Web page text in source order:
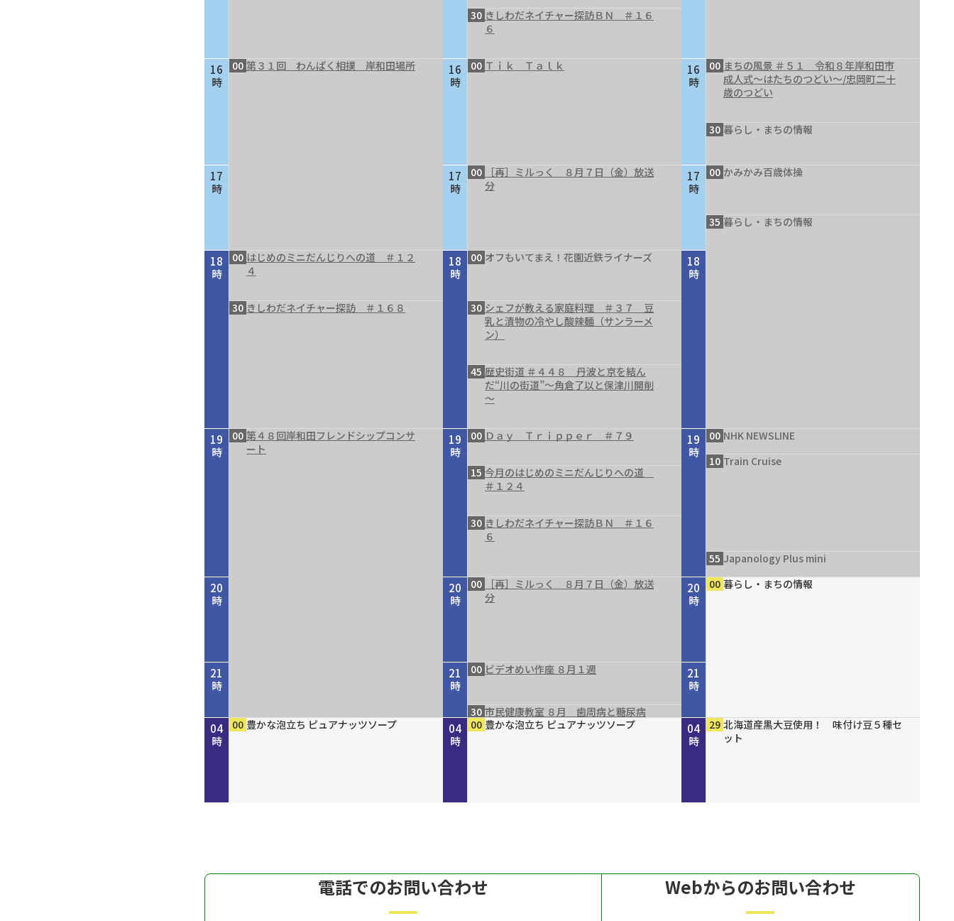
16
時
17
時
18
時
19
時
20
時
21
時
22
時
23
時
00
時
01
時
02
時
03
時
04
時
00 第３１回 わんぱく相撲 岸和田場所
00 はじめのミニだんじりへの道 ＃１２
４
30 きしわだネイチャー探訪 ＃１６８
00 第４８回岸和田フレンドシップコンサ
ート
45 歴史街道 ＃４４８ 丹波と京を結ん
00 考えよう「平和」２０２６ “最後の１人
50 しまねＦｕｔｕｒｅ２０３０
00 ［再］ミルっく ８月７日（金）放送
00 ホトケ女史のぶらりまいり 「郡山八
15 歴史街道 ＃４４８ 丹波と京を結ん
30 Ｄａｙ Ｔｒｉｐｐｅｒ ＃７９
45 ＧＯ！ＧＯ！関ガールＮＥＸＴ
00 MAHARA MODERN エスニックファッショ
00 豊かな泡立ち ピュアナッツソープ
00 豊かな泡立ち ピュアナッツソープ
00 豊かな泡立ち ピュアナッツソープ
16
時
17
時
18
時
19
時
20
時
21
時
22
時
23
時
00
時
01
時
02
時
03
時
04
時
30 きしわだネイチャー探訪ＢＮ ＃１６
６
00 Ｔｉｋ Ｔａｌｋ
00
［再］ミルっく ８月７日（金）放送
分
00 オフもいてまえ！花園近鉄ライナーズ
30 シェフが教える家庭料理 ＃３７ 豆
乳と漬物の冷やし酸辣麺（サンラーメ
ン）
45 歴史街道 ＃４４８ 丹波と京を結ん
だ“川の街道”～角倉了以と保津川開削
～
00 Ｄａｙ Ｔｒｉｐｐｅｒ ＃７９
15 今月のはじめのミニだんじりへの道
＃１２４
30 きしわだネイチャー探訪ＢＮ ＃１６
６
00
［再］ミルっく ８月７日（金）放送
分
00 ビデオめい作座 ８月１週
30 市民健康教室 ８月 歯周病と糖尿病
45 倍×テレ
00 ホトケ女史のぶらりまいり 「郡山八
15 歴史街道 ＃４４８ 丹波と京を結ん
30 きしわだネイチャー探訪ＢＮ ＃１６
00 ルナジュメールファッショングッズセー
00 豊かな泡立ち ピュアナッツソープ
00 MAHARA MODERN エスニックファッショ
00 豊かな泡立ち ピュアナッツソープ
00 豊かな泡立ち ピュアナッツソープ
00 豊かな泡立ち ピュアナッツソープ
16
時
17
時
18
時
19
時
20
時
21
時
22
時
23
時
00
時
01
時
02
時
03
時
04
時
00 まちの風景 ＃５１ 令和８年岸和田市
成人式～はたちのつどい～/忠岡町二十
歳のつどい
30 暮らし・まちの情報
00 かみかみ百歳体操
35 暮らし・まちの情報
00 NHK NEWSLINE
10 Train Cruise
55 Japanology Plus mini
00 暮らし・まちの情報
00 NHK NEWSLINE
10 NHK WORLD-JAPAN Special program
00 守ろう命プラス～今からできる！我が家
の防災～
30 災害に備える～地震編～
00 ショップスターバリュー チェンジ 美
白の日スペシャル
00 緊急開催！ 真夏の大特価市モズ
00 有機クコピューレ１００％！ オーガニ
ックゴジベリージュース
00 ブレスエアー ベストフィットピロー
２ 通気性抜群で背中までサポート
00 備長炭仕上げ こだわりのやきとり缶詰
29 北海道産黒大豆使用！ 味付け豆５種セ
ット
電話でのお問い合わせ Webからのお問い合わせ